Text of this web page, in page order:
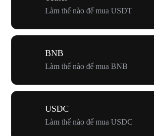
Làm thế nào để mua USDT
BNB
Làm thế nào để mua BNB
USDC
Làm thế nào để mua USDC